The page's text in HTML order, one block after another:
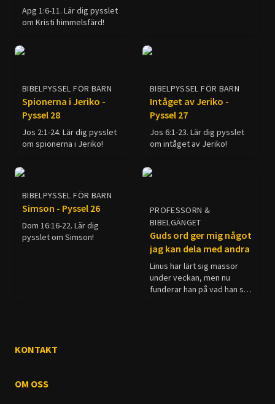
Apg 1:6-11. Lär dig pysslet
om Kristi himmelsfärd!
BIBELPYSSEL FÖR BARN
Spionerna i Jeriko -
Pyssel 28
Jos 2:1-24. Lär dig pysslet
om spionerna i Jeriko!
BIBELPYSSEL FÖR BARN
Intåget av Jeriko -
Pyssel 27
Jos 6:1-23. Lär dig pysslet
om intåget av Jeriko!
BIBELPYSSEL FÖR BARN
Simson - Pyssel 26
Dom 16:16-22. Lär dig
pysslet om Simson!
PROFESSORN &
BIBELGÄNGET
Guds ord ger mig något
jag kan dela med andra
Linus har lärt sig massor
under veckan, men nu
funderar han på vad han ska
KONTAKT
OM OSS